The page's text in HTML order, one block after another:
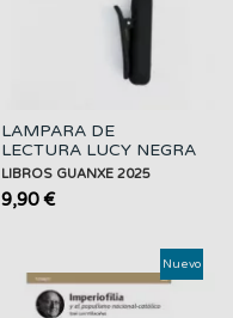
LAMPARA DE
LECTURA LUCY NEGRA
LIBROS GUANXE 2025
9,90 €
Nuevo